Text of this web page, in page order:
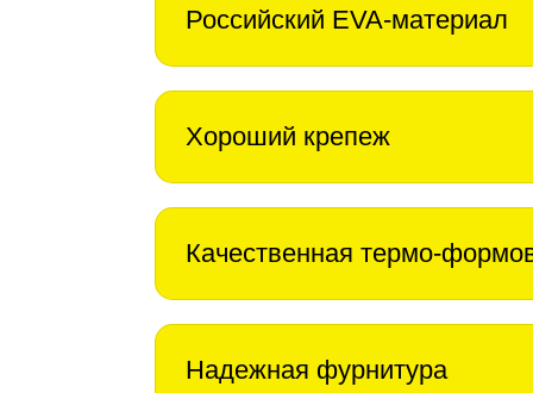
Российский EVA-материал
Хороший крепеж
Качественная термо-
Надежная фурнитура